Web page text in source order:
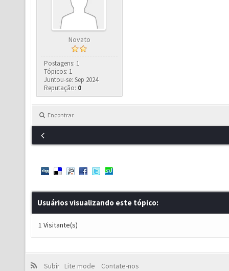
Novato
Postagens: 1
Tópicos: 1
Juntou-se: Sep 2024
Reputação: 0
Encontrar
Usuários visualizando este tópico:
1 Visitante(s)
Subir Lite mode
Contate-nos